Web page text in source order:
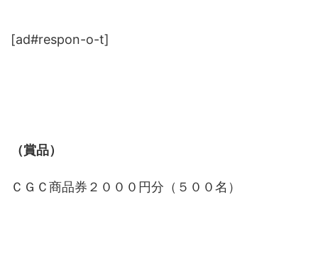
[ad#respon-o-t]
（賞品）
ＣＧＣ商品券２０００円分（５００名）